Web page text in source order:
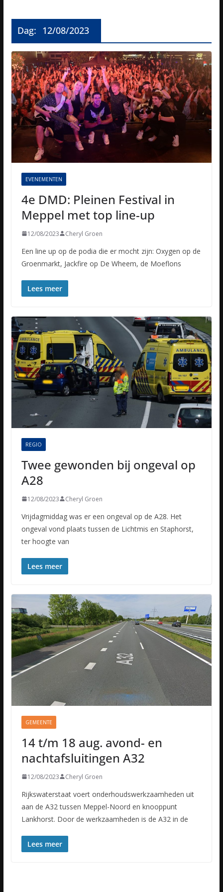
Dag: 12/08/2023
EVENEMENTEN
4e DMD: Pleinen Festival in
Meppel met top line-up
12/08/2023 Cheryl Groen
Een line up op de podia die er mocht zijn: Oxygen op de
Groenmarkt, Jackfire op De Wheem, de Moeflons
Lees meer
REGIO
Twee gewonden bij ongeval op
A28
12/08/2023 Cheryl Groen
Vrijdagmiddag was er een ongeval op de A28. Het
ongeval vond plaats tussen de Lichtmis en Staphorst,
ter hoogte van
Lees meer
GEMEENTE
14 t/m 18 aug. avond- en
nachtafsluitingen A32
12/08/2023 Cheryl Groen
Rijkswaterstaat voert onderhoudswerkzaamheden uit
aan de A32 tussen Meppel-Noord en knooppunt
Lankhorst. Door de werkzaamheden is de A32 in de
Lees meer